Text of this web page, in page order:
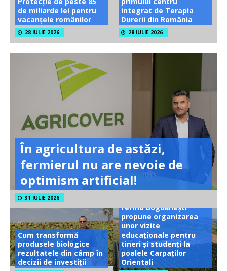
de miliarde lei pentru
vacanțele românilor
28 IULIE 2026
integrat de Terapia
Durerii din România
28 IULIE 2026
În agricultura de astăzi,
fermierul nu are nevoie de
optimism artificial!
31 IULIE 2026
Cum transformă
produsele biologice
rezultatele din câmp în
decizii de investiții
Ferma Bogdănești
propune organizarea
unor vizite
educaționale pentru
tineri și studenți la
poalele Carpaților
Orientali